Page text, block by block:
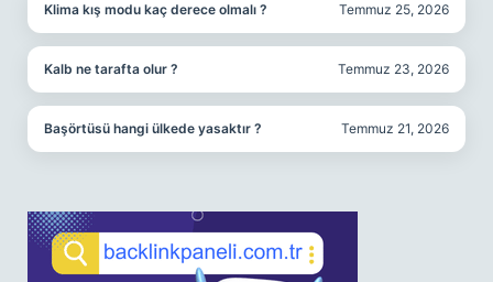
Klima kış modu kaç derece olmalı ? Temmuz 25, 2026
Kalb ne tarafta olur ? Temmuz 23, 2026
Başörtüsü hangi ülkede yasaktır ? Temmuz 21, 2026